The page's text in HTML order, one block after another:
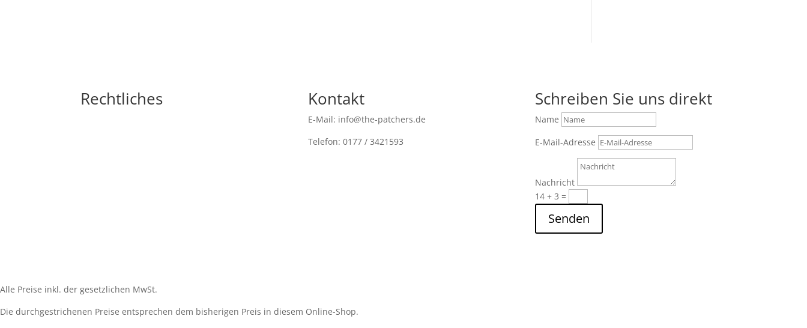
Rechtliches Kontakt
E-Mail: info@the-patchers.de
Telefon: 0177 / 3421593
Schreiben Sie uns direkt
Name
E-Mail-Adresse
Nachricht
14 + 3 =
Senden
Alle Preise inkl. der gesetzlichen MwSt.
Die durchgestrichenen Preise entsprechen dem bisherigen Preis in diesem Online-Shop.